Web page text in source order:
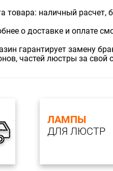
товара: наличный расчет,
о доставке и оплате
гарантирует замену
частей люстры за свой
ЛАМПЫ
ДЛЯ ЛЮСТР